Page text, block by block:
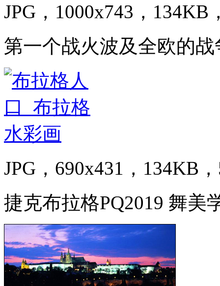
JPG，1000x743，134KB
第一个战火波及全欧的
JPG，690x431，134KB
捷克布拉格PQ2019 舞美